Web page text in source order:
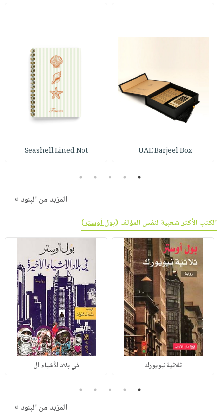
UAE Barjeel Box -
Seashell Lined Not
1
2
3
4
5
المزيد من البنود »
الكتب الأكثر شعبية لنفس المؤلف (بول أوستر)
ثلاثية نيويورك في بلاد الأشياء ال
1
2
3
4
5
المزيد من البنود »